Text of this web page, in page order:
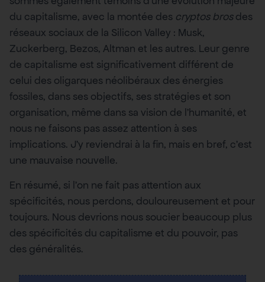
du capitalisme, avec la montée des cryptos brosdes
réseaux sociaux de la Silicon Valley : Musk,
Zuckerberg, Bezos, Altman et les autres. Leur genre
de capitalisme est significativement différent de
celui des oligarques néolibéraux des énergies
fossiles, dans ses objectifs, ses stratégies et son
organisation, même dans sa vision de l’humanité, et
nous ne faisons pas assez attention à ses
implications. J’y reviendrai à la fin, mais en bref, c’est
une mauvaise nouvelle.
En résumé, si l’on ne fait pas attention aux
spécificités, nous perdons, douloureusement et pour
toujours. Nous devrions nous soucier beaucoup plus
des spécificités du capitalisme et du pouvoir, pas
des généralités.